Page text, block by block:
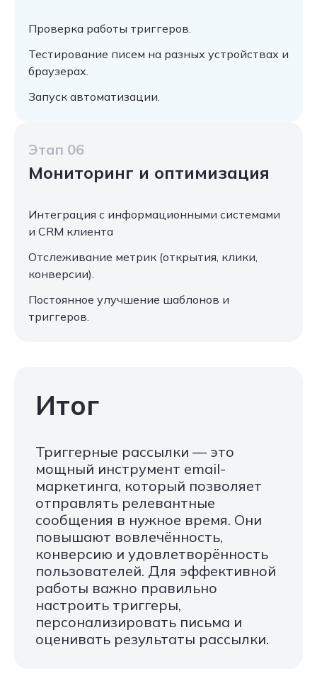
Проверка работы триггеров.
Тестирование писем на разных устройствах и
браузерах.
Запуск автоматизации.
Этап 06
Мониторинг и оптимизация
Интеграция с информационными системами
и CRM клиента
Отслеживание метрик (открытия, клики,
конверсии).
Постоянное улучшение шаблонов и
триггеров.
Итог
Триггерные рассылки — это
мощный инструмент email-
маркетинга, который позволяет
отправлять релевантные
сообщения в нужное время. Они
повышают вовлечённость,
конверсию и удовлетворённость
пользователей. Для эффективной
работы важно правильно
настроить триггеры,
персонализировать письма и
оценивать результаты рассылки.